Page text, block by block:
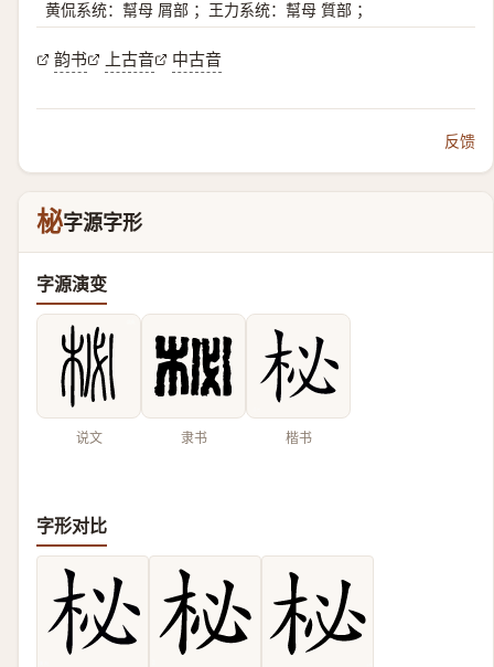
黄侃系统：幫母 屑部 ；王力系统：幫母 質部 ；
韵书 上古音 中古音
反馈
柲字源字形
字源演变
说文 隶书 楷书
字形对比